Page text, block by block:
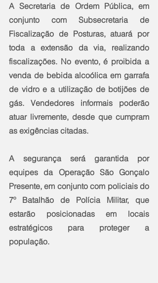
A Secretaria de Ordem Pública, em
conjunto com Subsecretaria de
Fiscalização de Posturas, atuará por
toda a extensão da via, realizando
fiscalizações. No evento, é proibida a
venda de bebida alcoólica em garrafa
de vidro e a utilização de botijões de
gás. Vendedores informais poderão
atuar livremente, desde que cumpram
as exigências citadas.
A segurança será garantida por
equipes da Operação São Gonçalo
Presente, em conjunto com policiais do
7º Batalhão de Polícia Militar, que
estarão posicionadas em locais
estratégicos para proteger a
população.